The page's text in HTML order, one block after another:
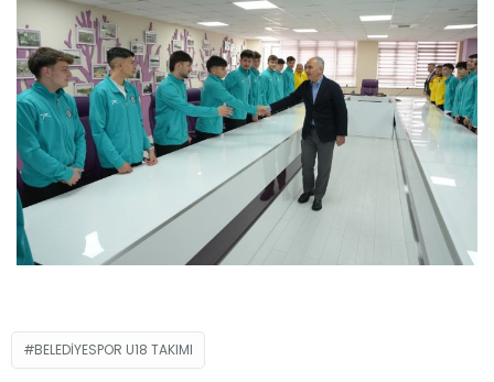
BELEDIYESPOR U18 TAKIMI